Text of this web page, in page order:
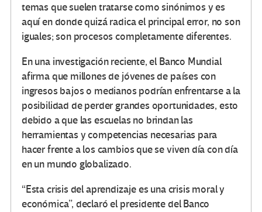
temas que suelen tratarse como sinónimos y es
aquí en donde quizá radica el principal error, no son
iguales; son procesos completamente diferentes.
En una investigación reciente, el Banco Mundial
afirma que millones de jóvenes de países con
ingresos bajos o medianos podrían enfrentarse a la
posibilidad de perder grandes oportunidades, esto
debido a que las escuelas no brindan las
herramientas y competencias necesarias para
hacer frente a los cambios que se viven día con día
en un mundo globalizado.
“Esta crisis del aprendizaje es una crisis moral y
económica”, declaró el presidente del Banco